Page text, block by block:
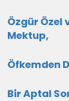
Özgür Özel
Mektup,
Öfkemden
Bir Aptal